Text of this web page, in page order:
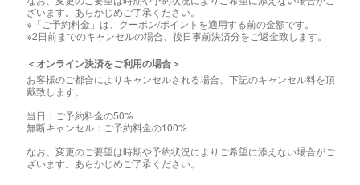
ざいます。あらかじめご了承ください。
※「ご予約料金」は、クーポン/ポイントを適用する前の金額です。
※2日前までのキャンセルの場合、後日事前決済分をご返金致します。
＜オンライン決済をご利用の場合＞
お客様のご都合によりキャンセルされる場合、下記のキャンセル料を頂
戴致します。
当日：ご予約料金の50%
無断キャンセル：ご予約料金の100%
なお、変更のご要望は時期や予約状況によりご希望に添えない場合がご
ざいます。あらかじめご了承ください。